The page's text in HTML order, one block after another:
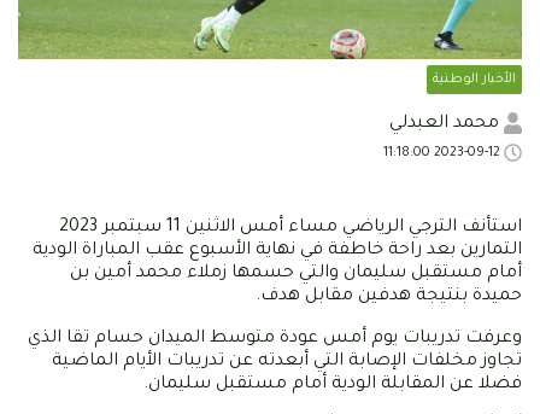
الأخبار الوطنية
محمد العبدلي
استأنف الترجي الرياضي مساء أمس الاثنين 11 سبتمبر 2023
التمارين بعد راحة خاطفة في نهاية الأسبوع عقب المباراة الودية
أمام مستقبل سليمان والتي حسمها زملاء محمد أمين بن
حميدة بنتيجة هدفين مقابل هدف.
وعرفت تدريبات يوم أمس عودة متوسط الميدان حسام تقا الذي
تجاوز مخلفات الإصابة التي أبعدته عن تدريبات الأيام الماضية
فضلا عن المقابلة الودية أمام مستقبل سليمان.